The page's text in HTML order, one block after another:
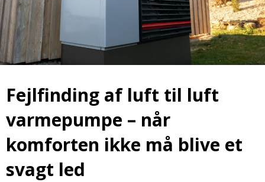
Fejlfinding af luft til luft
varmepumpe – når
komforten ikke må blive et
svagt led